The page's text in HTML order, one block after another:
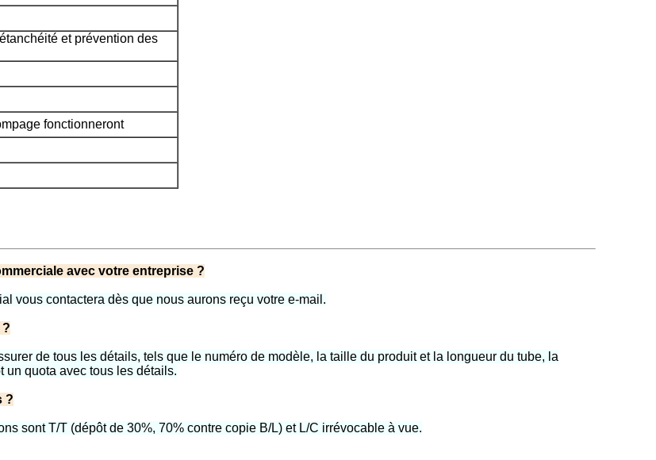
et prévention des
fonctionneront
avec votre entreprise ?
vous contactera dès que nous aurons reçu votre e-mail.
de tous les détails, tels que le numéro de modèle, la taille du produit et la longueur du tube, la
un quota avec tous les détails.
?
sont T/T (dépôt de 30%, 70% contre copie B/L) et L/C irrévocable à vue.